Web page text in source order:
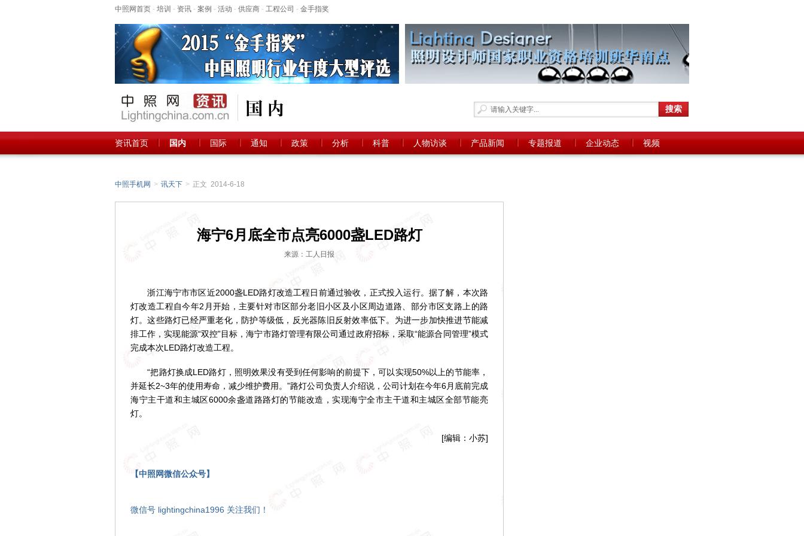
中照网首页 - 培训 - 资讯 - 案例 - 活动 - 供应商 - 工程公司 - 金手指奖
资讯首页 国内 国际 通知 政策 分析 科普 人物访谈 产品新闻 专题报道 企业动态 视频
中照手机网 > 讯天下 > 正文 2014-6-18
海宁6月底全市点亮6000盏LED路灯
来源：工人日报
浙江海宁市市区近2000盏LED路灯改造工程日前通过验收，正式投入运行。据了解，本次路
灯改造工程自今年2月开始，主要针对市区部分老旧小区及小区周边道路、部分市区支路上的路
灯。这些路灯已经严重老化，防护等级低，反光器陈旧反射效率低下。为进一步加快推进节能减
排工作，实现能源“双控”目标，海宁市路灯管理有限公司通过政府招标，采取“能源合同管理”模式
完成本次LED路灯改造工程。
“把路灯换成LED路灯，照明效果没有受到任何影响的前提下，可以实现50%以上的节能率，
并延长2~3年的使用寿命，减少维护费用。”路灯公司负责人介绍说，公司计划在今年6月底前完成
海宁主干道和主城区6000余盏道路路灯的节能改造，实现海宁全市主干道和主城区全部节能亮
灯。
[编辑：小苏]
【中照网微信公众号】
微信号 lightingchina1996 关注我们！